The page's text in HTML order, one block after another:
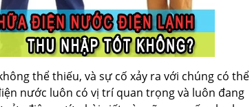
thể thiếu, và sự cố xảy ra với chúng có thể
nước luôn có vị trí quan trọng và luôn đang